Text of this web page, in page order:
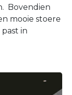
Bovendien
mooie stoere
in